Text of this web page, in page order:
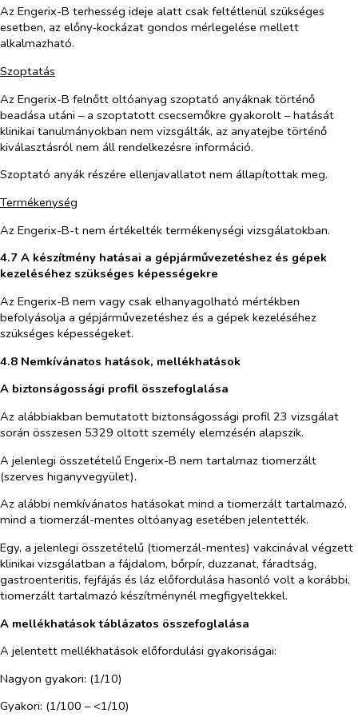
Az Engerix-B terhesség ideje alatt csak feltétlenül szükséges
esetben, az előny‑kockázat gondos mérlegelése mellett
alkalmazható.
Szoptatás
Az Engerix-B felnőtt oltóanyag szoptató anyáknak történő
beadása utáni – a szoptatott csecsemőkre gyakorolt – hatását
klinikai tanulmányokban nem vizsgálták, az anyatejbe történő
kiválasztásról nem áll rendelkezésre információ.
Szoptató anyák részére ellenjavallatot nem állapítottak meg.
Termékenység
Az Engerix-B-t nem értékelték termékenységi vizsgálatokban.
4.7 A készítmény hatásai a gépjárművezetéshez és gépek
kezeléséhez szükséges képességekre
Az Engerix-B nem vagy csak elhanyagolható mértékben
befolyásolja a gépjárművezetéshez és a gépek kezeléséhez
szükséges képességeket.
4.8 Nemkívánatos hatások, mellékhatások
A biztonságossági profil összefoglalása
Az alábbiakban bemutatott biztonságossági profil 23 vizsgálat
során összesen 5329 oltott személy elemzésén alapszik.
A jelenlegi összetételű Engerix-B nem tartalmaz tiomerzált
(szerves higanyvegyület).
Az alábbi nemkívánatos hatásokat mind a tiomerzált tartalmazó,
mind a tiomerzál-mentes oltóanyag esetében jelentették.
Egy, a jelenlegi összetételű (tiomerzál-mentes) vakcinával végzett
klinikai vizsgálatban a fájdalom, bőrpír, duzzanat, fáradtság,
gastroenteritis, fejfájás és láz előfordulása hasonló volt a korábbi,
tiomerzált tartalmazó készítménynél megfigyeltekkel.
A mellékhatások táblázatos összefoglalása
A jelentett mellékhatások előfordulási gyakoriságai:
Nagyon gyakori: (1/10)
Gyakori: (1/100 – <1/10)